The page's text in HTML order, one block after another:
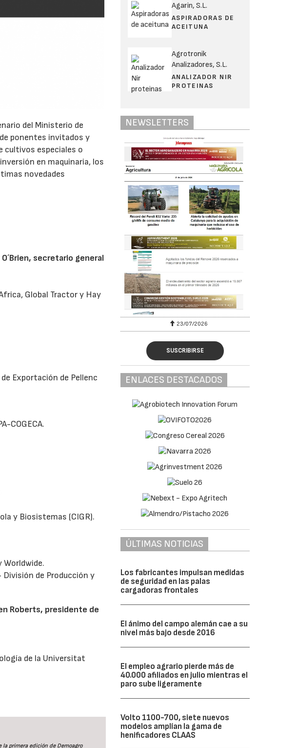
del Ministerio de
ponentes invitados y
cultivos especiales o
en maquinaria, los
novedades
secretario general
Global Tractor y Hay
Exportación de Pellenc
COGECA.
y Biosistemas (CIGR).
Worldwide.
de Producción y
Roberts, presidente de
de la Universitat
primera edición de Demoagro
Agarin, S.L.
ASPIRADORAS DE
ACEITUNA
Agrotronik
Analizadores, S.L.
ANALIZADOR NIR
PROTEINAS
NEWSLETTERS
23/07/2026
SUSCRIBIRSE
ENLACES DESTACADOS
ÚLTIMAS NOTICIAS
Los fabricantes impulsan medidas
de seguridad en las palas
cargadoras frontales
El ánimo del campo alemán cae a su
nivel más bajo desde 2016
El empleo agrario pierde más de
40.000 afiliados en julio mientras el
paro sube ligeramente
Volto 1100-700, siete nuevos
modelos amplían la gama de
henificadores CLAAS